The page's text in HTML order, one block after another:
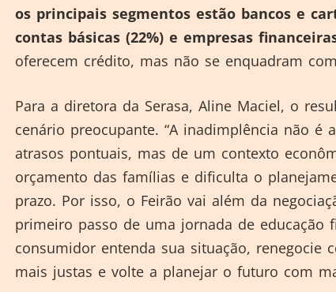
os principais segmentos estão bancos e
contas básicas (22%) e empresas
oferecem crédito, mas não se enquadram
Para a diretora da Serasa, Aline Maciel, o
cenário preocupante. “A inadimplência não é
atrasos pontuais, mas de um contexto
orçamento das famílias e dificulta o
prazo. Por isso, o Feirão vai além da
primeiro passo de uma jornada de educação
consumidor entenda sua situação, renegocie
mais justas e volte a planejar o futuro com